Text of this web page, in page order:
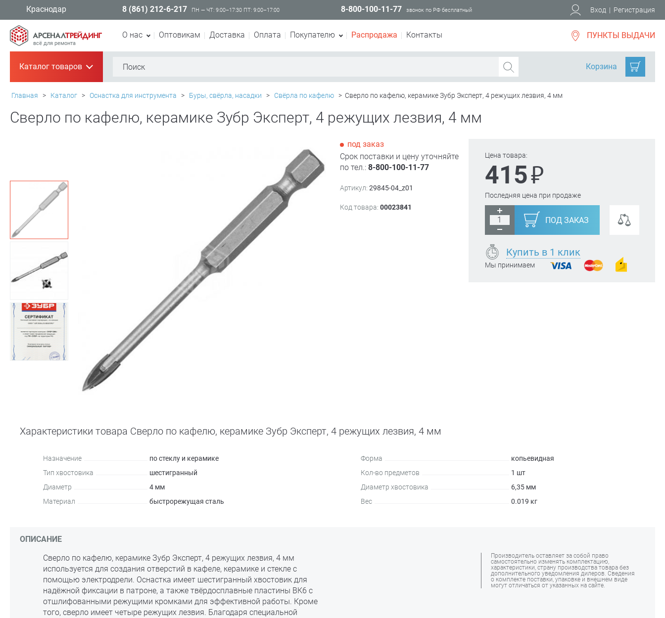
Краснодар 8 (861) 212-6-217 ПН — ЧТ: 9:00–17:30 ПТ: 9:00–17:00 8-800-100-11-77 звонок по РФ бесплатный Вход | Регистрация
всё для ремонта
О нас Оптовикам Доставка Оплата Покупателю Распродажа Контакты ПУНКТЫ ВЫДАЧИ
Каталог товаров+ Корзина
Главная > Каталог > Оснастка для инструмента > Буры, свёрла, насадки > Свёрла по кафелю > Сверло по кафелю, керамике Зубр Эксперт, 4 режущих лезвия, 4 мм
Сверло по кафелю, керамике Зубр Эксперт, 4 режущих лезвия, 4 мм
Цена товара:
415₽
Последняя цена при продаже
ПОД ЗАКАЗ
Купить в 1 клик
Мы принимаем
под заказ
Срок поставки и цену уточняйте
по тел.:8-800-100-11-77
Артикул: 29845-04_z01
Код товара: 00023841
Характеристики товара Сверло по кафелю, керамике Зубр Эксперт, 4 режущих лезвия, 4 мм
Назначение
по стеклу и керамике
Тип хвостовика
шестигранный
Диаметр
4 мм
Материал
быстрорежущая сталь
Форма
копьевидная
Кол-во предметов
1 шт
Диаметр хвостовика
6,35 мм
Вес
0.019 кг
ОПИСАНИЕ
Сверло по кафелю, керамике Зубр Эксперт, 4 режущих лезвия, 4 мм
используется для создания отверстий в кафеле, керамике и стекле с
помощью электродрели. Оснастка имеет шестигранный хвостовик для
надёжной фиксации в патроне, а также твёрдосплавные пластины ВК6 с
отшлифованными режущими кромками для эффективной работы. Кроме
того, сверло имеет четыре режущих лезвия. Благодаря специальной
Производитель оставляет за собой право
самостоятельно изменять комплектацию,
характеристики, страну производства товара без
дополнительного уведомления дилеров. Сведения
о комплекте поставки, упаковке и внешнем виде
могут отличаться от указанных на сайте.